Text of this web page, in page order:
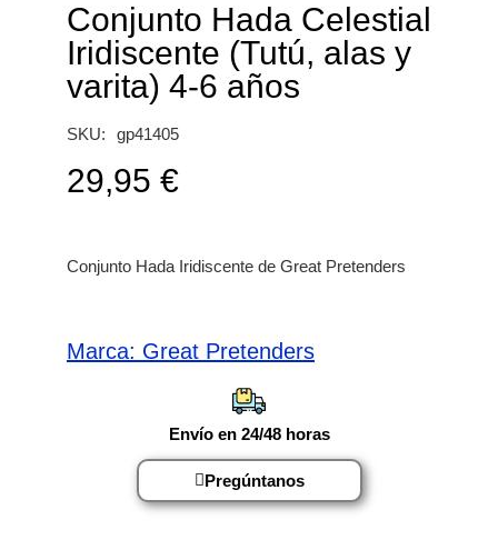
Conjunto Hada Celestial
Iridiscente (Tutú, alas y
varita) 4-6 años
SKU: gp41405
29,95 €
Conjunto Hada Iridiscente de Great Pretenders
Marca: Great Pretenders
Envío en 24/48 horas
Pregúntanos